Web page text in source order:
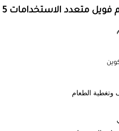
فويل متعدد الاستخدامات 5 متر
وتغطية الطعام